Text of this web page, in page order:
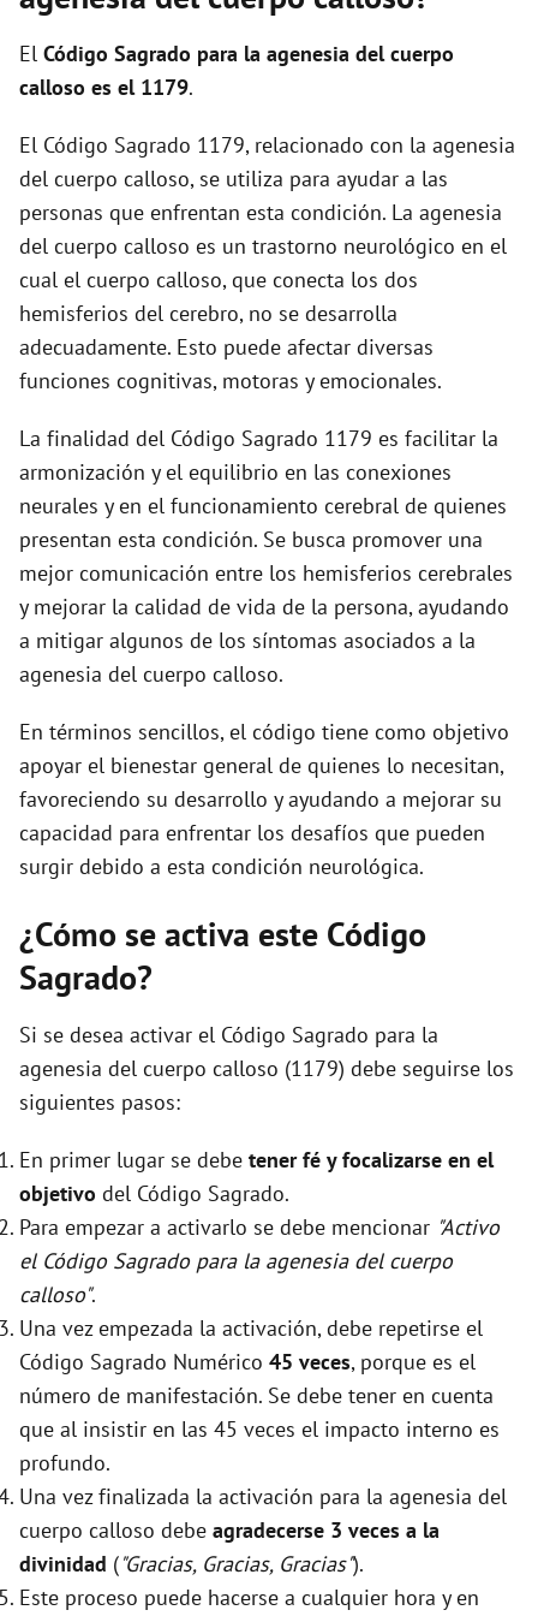
i
e
o
El Código Sagrado para la agenesia del cuerpo
calloso es el 1179.
El Código Sagrado 1179, relacionado con la agenesia
del cuerpo calloso, se utiliza para ayudar a las
personas que enfrentan esta condición. La agenesia
del cuerpo calloso es un trastorno neurológico en el
cual el cuerpo calloso, que conecta los dos
hemisferios del cerebro, no se desarrolla
adecuadamente. Esto puede afectar diversas
funciones cognitivas, motoras y emocionales.
La finalidad del Código Sagrado 1179 es facilitar la
armonización y el equilibrio en las conexiones
neurales y en el funcionamiento cerebral de quienes
presentan esta condición. Se busca promover una
mejor comunicación entre los hemisferios cerebrales
y mejorar la calidad de vida de la persona, ayudando
a mitigar algunos de los síntomas asociados a la
agenesia del cuerpo calloso.
En términos sencillos, el código tiene como objetivo
apoyar el bienestar general de quienes lo necesitan,
favoreciendo su desarrollo y ayudando a mejorar su
capacidad para enfrentar los desafíos que pueden
surgir debido a esta condición neurológica.
¿Cómo se activa este Código
Sagrado?
Si se desea activar el Código Sagrado para la
agenesia del cuerpo calloso (1179) debe seguirse los
siguientes pasos:
En primer lugar se debe tener fé y focalizarse en el
objetivo del Código Sagrado.
Para empezar a activarlo se debe mencionar "Activo
el Código Sagrado para la agenesia del cuerpo
calloso".
Una vez empezada la activación, debe repetirse el
Código Sagrado Numérico 45 veces, porque es el
número de manifestación. Se debe tener en cuenta
que al insistir en las 45 veces el impacto interno es
profundo.
Una vez finalizada la activación para la agenesia del
cuerpo calloso debe agradecerse 3 veces a la
divinidad ("Gracias, Gracias, Gracias").
Este proceso puede hacerse a cualquier hora y en